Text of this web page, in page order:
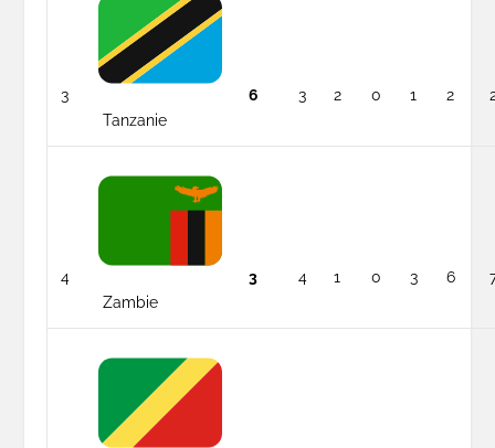
3
Tanzanie
6 3 2 0 1 2
4
Zambie
3 4 1 0 3 6